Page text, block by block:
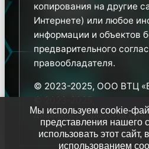
копирования на другие
Интернете) или любое
информации и объектов
предварительного
правообладателя.
© 2023-2025, ООО ВТЦ
© 2023-2025,
дизайн и разработка
Мы используем cookie-
представления нашего
использовать этот сайт,
использованием